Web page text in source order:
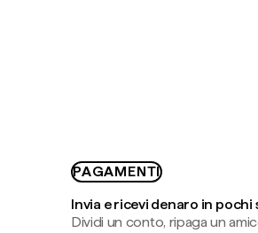
PAGAMENTI
Invia e ricevi denaro in pochi
Dividi un conto, ripaga un